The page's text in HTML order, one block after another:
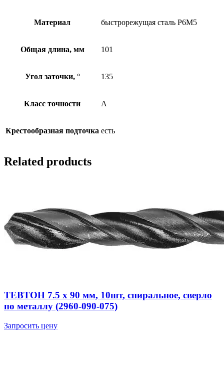
Материал быстрорежущая сталь Р6М5
Общая длина, мм 101
Угол заточки, ° 135
Класс точности А
Крестообразная подточка есть
Related products
ТЕВТОН 7.5 x 90 мм, 10шт, спиральное, сверло
по металлу (2960-090-075)
Запросить цену